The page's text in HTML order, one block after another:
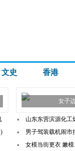
文史 香港
女子
山东东营滨源化工
男子驾装载机闹市
女模当街更衣 嫩